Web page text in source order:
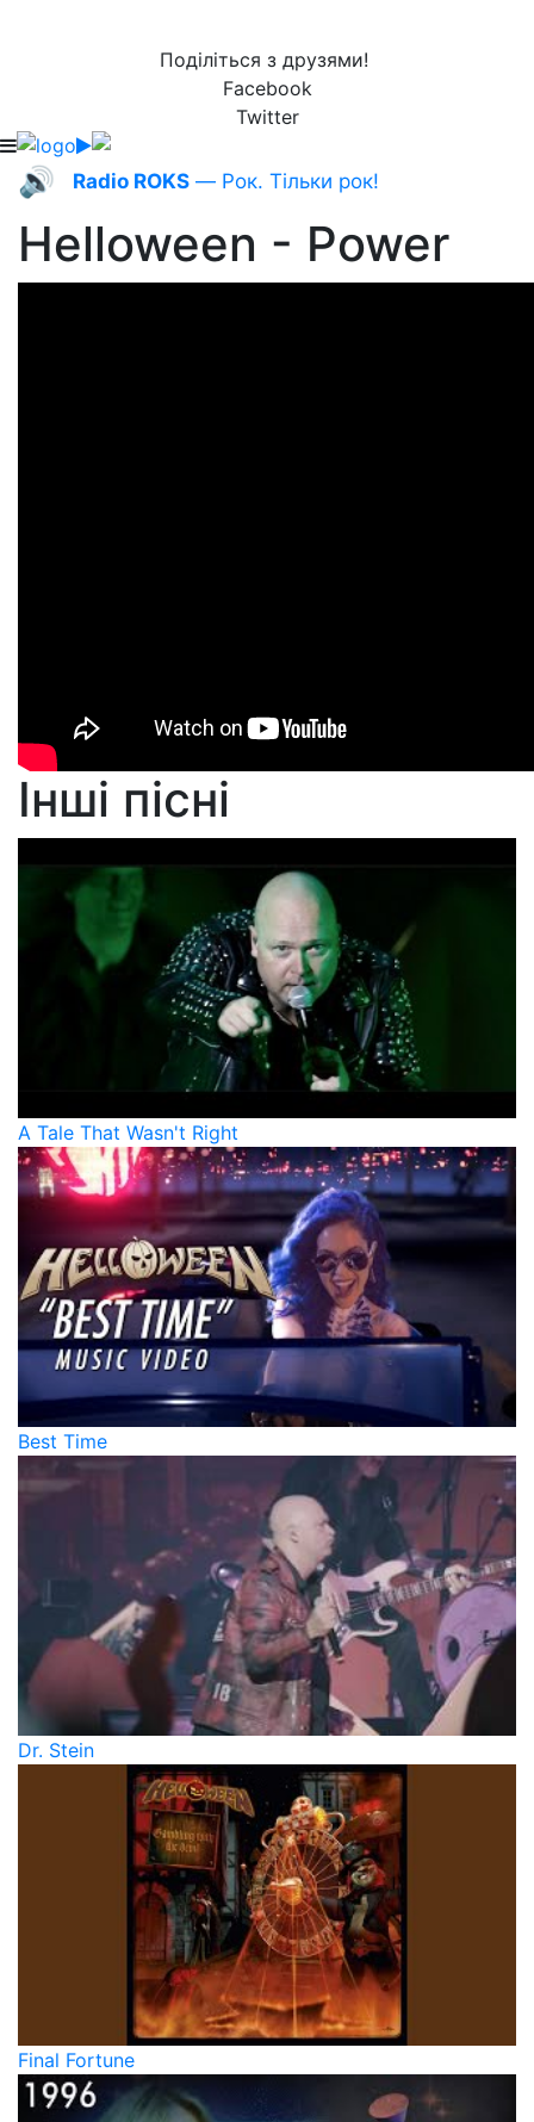
Поділіться з друзями!
Facebook
Twitter
🔊 Radio ROKS — Рок. Тільки рок!
Helloween - Power
Інші пісні
A Tale That Wasn't Right
Best Time
Dr. Stein
Final Fortune